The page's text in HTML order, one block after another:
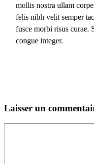
mollis nostra ullam
felis nibh velit semper
fusce morbi risus curae.
congue integer.
Laisser un